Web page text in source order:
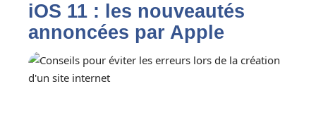
iOS 11 : les nouveautés
annoncées par Apple